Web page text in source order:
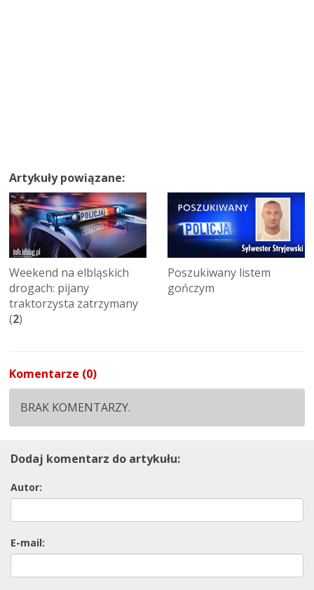
Artykuły powiązane:
Weekend na elbląskich
drogach: pijany
traktorzysta zatrzymany
(2)
Poszukiwany listem
gończym
Komentarze (0)
BRAK KOMENTARZY.
Dodaj komentarz do artykułu:
Autor:
E-mail: